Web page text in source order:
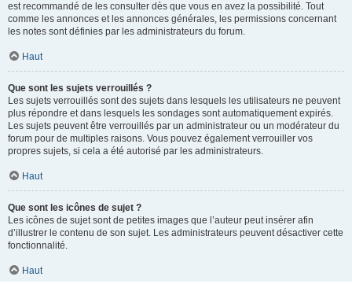
est recommandé de les consulter dès que vous en avez la possibilité. Tout
comme les annonces et les annonces générales, les permissions concernant
les notes sont définies par les administrateurs du forum.
Haut
Que sont les sujets verrouillés ?
Les sujets verrouillés sont des sujets dans lesquels les utilisateurs ne peuvent
plus répondre et dans lesquels les sondages sont automatiquement expirés.
Les sujets peuvent être verrouillés par un administrateur ou un modérateur du
forum pour de multiples raisons. Vous pouvez également verrouiller vos
propres sujets, si cela a été autorisé par les administrateurs.
Haut
Que sont les icônes de sujet ?
Les icônes de sujet sont de petites images que l’auteur peut insérer afin
d’illustrer le contenu de son sujet. Les administrateurs peuvent désactiver cette
fonctionnalité.
Haut